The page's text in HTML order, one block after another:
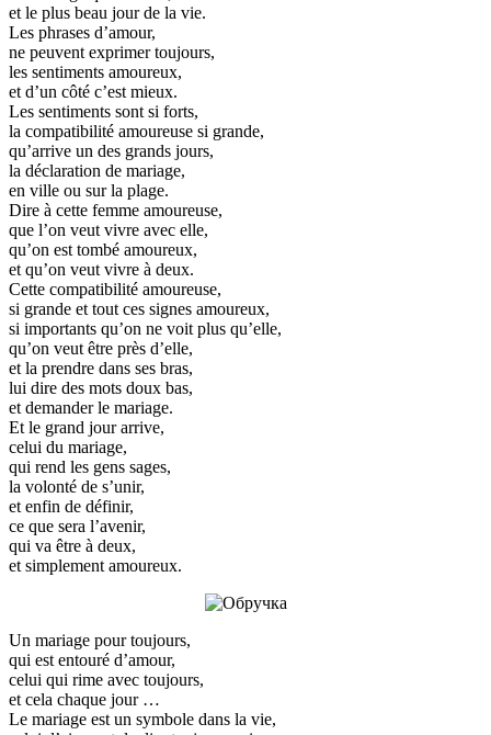
et le plus beau jour de la vie.
Les phrases d’amour,
ne peuvent exprimer toujours,
les sentiments amoureux,
et d’un côté c’est mieux.
Les sentiments sont si forts,
la compatibilité amoureuse si grande,
qu’arrive un des grands jours,
la déclaration de mariage,
en ville ou sur la plage.
Dire à cette femme amoureuse,
que l’on veut vivre avec elle,
qu’on est tombé amoureux,
et qu’on veut vivre à deux.
Cette compatibilité amoureuse,
si grande et tout ces signes amoureux,
si importants qu’on ne voit plus qu’elle,
qu’on veut être près d’elle,
et la prendre dans ses bras,
lui dire des mots doux bas,
et demander le mariage.
Et le grand jour arrive,
celui du mariage,
qui rend les gens sages,
la volonté de s’unir,
et enfin de définir,
ce que sera l’avenir,
qui va être à deux,
et simplement amoureux.
Un mariage pour toujours,
qui est entouré d’amour,
celui qui rime avec toujours,
et cela chaque jour …
Le mariage est un symbole dans la vie,